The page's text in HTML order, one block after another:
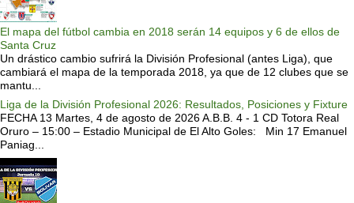
El mapa del fútbol cambia en 2018 serán 14 equipos y 6 de ellos de
Santa Cruz
Un drástico cambio sufrirá la División Profesional (antes Liga), que
cambiará el mapa de la temporada 2018, ya que de 12 clubes que se
mantu...
Liga de la División Profesional 2026: Resultados, Posiciones y Fixture
FECHA 13 Martes, 4 de agosto de 2026 A.B.B. 4 - 1 CD Totora Real
Oruro – 15:00 – Estadio Municipal de El Alto Goles: Min 17 Emanuel
Paniag...